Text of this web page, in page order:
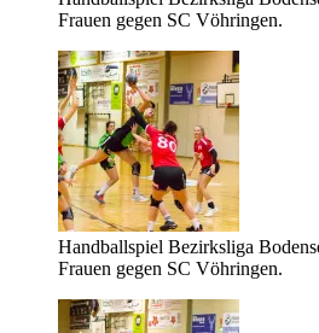
Frauen gegen SC Vöhringen.
Handballspiel Bezirksliga
Frauen gegen SC Vöhringen.